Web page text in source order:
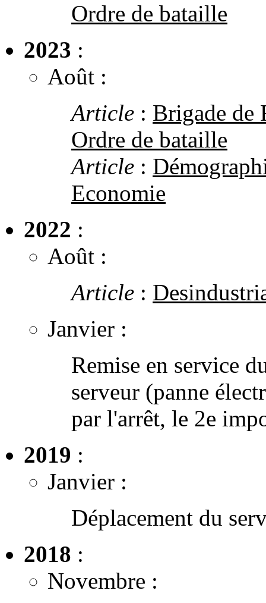
Ordre de bataille
2023 :
Août :
Article : Brigade de
Ordre de bataille
Article :
Economie
2022 :
Août :
Article :
Janvier :
Remise en service
serveur (panne
par l'arrêt, le 2e
2019 :
Janvier :
Déplacement du
2018 :
Novembre :